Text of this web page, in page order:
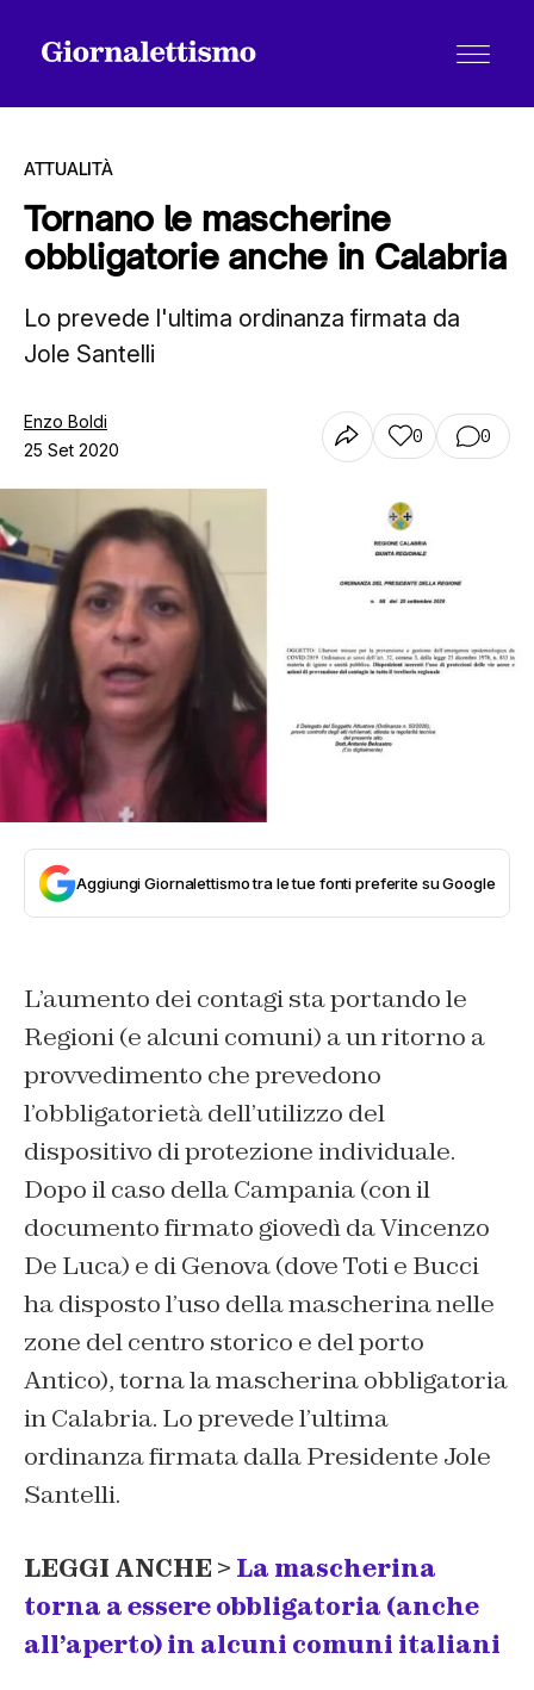
Tutti gli articoli
Chi siamo
Contatti
ATTUALITÀ
Tornano le mascherine
obbligatorie anche in Calabria
Lo prevede l'ultima ordinanza firmata da
Jole Santelli
Enzo Boldi
25 Set 2020
0 0
Aggiungi Giornalettismo tra le tue fonti preferite su Google
L’aumento dei contagi sta portando le
Regioni (e alcuni comuni) a un ritorno a
provvedimento che prevedono
l’obbligatorietà dell’utilizzo del
dispositivo di protezione individuale.
Dopo il caso della Campania (con il
documento firmato giovedì da Vincenzo
De Luca) e di Genova (dove Toti e Bucci
ha disposto l’uso della mascherina nelle
zone del centro storico e del porto
Antico), torna la mascherina obbligatoria
in Calabria. Lo prevede l’ultima
ordinanza firmata dalla Presidente Jole
Santelli.
LEGGI ANCHE > La mascherina
torna a essere obbligatoria (anche
all’aperto) in alcuni comuni italiani